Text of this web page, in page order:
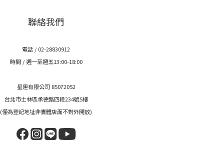
聯絡我們
電話 / 02-28830912
時間 / 週一至週五13:00-18:00
星連有限公司 85072052
台北市士林區承德路四段234號5樓
(僅為登記地址非實體店面不對外開放)